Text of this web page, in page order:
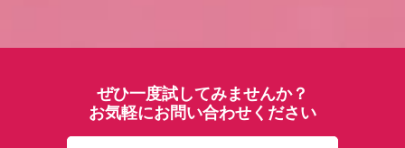
ぜひ一度試してみませんか？
お気軽にお問い合わせください